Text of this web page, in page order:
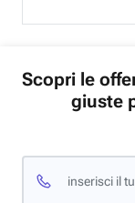
Scopri le
giuste
inserisci il